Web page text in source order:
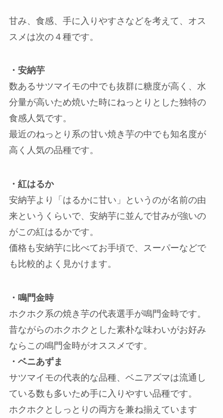
甘み、食感、手に入りやすさなどを考えて、オス
スメは次の４種です。
・安納芋
数あるサツマイモの中でも抜群に糖度が高く、水
分量が高いため焼いた時にねっとりとした独特の
食感人気です。
最近のねっとり系の甘い焼き芋の中でも知名度が
高く人気の品種です。
・紅はるか
安納芋より「はるかに甘い」というのが名前の由
来というくらいで、安納芋に並んで甘みが強いの
がこの紅はるかです。
価格も安納芋に比べてお手頃で、スーパーなどで
も比較的よく見かけます。
・鳴門金時
ホクホク系の焼き芋の代表選手が鳴門金時です。
昔ながらのホクホクとした素朴な味わいがお好み
ならこの鳴門金時がオススメです。
・ベニあずま
サツマイモの代表的な品種、ベニアズマは流通し
ている数も多いため手に入りやすい品種です。
ホクホクとしっとりの両方を兼ね揃えています